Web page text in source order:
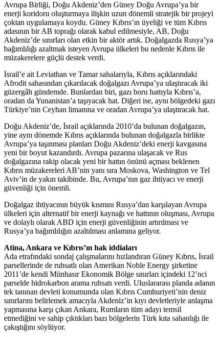
Avrupa Birliği, Doğu Akdeniz’den Güney Doğu Avrupa’ya bir
enerji koridoru oluşturmaya ilişkin uzun dönemli stratejik bir projeyi
çoktan uygulamaya koydu. Güney Kıbrıs’ın üyeliği ve tüm Kıbrıs
adasının bir AB toprağı olarak kabul edilmesiyle, AB, Doğu
Akdeniz’de sınırları olan etkin bir aktör artık. Doğalgazda Rusya’ya
bağımlılığı azaltmak isteyen Avrupa ülkeleri bu nedenle Kıbrıs ile
müzakerelere güçlü destek verdi.
İsrail’e ait Leviathan ve Tamar sahalarıyla, Kıbrıs açıklarındaki
Afrodit sahasından çıkarılacak doğalgazı Avrupa’ya ulaştıracak iki
güzergâh gündemde. Bunlardan biri, gazı boru hattıyla Kıbrıs’a,
oradan da Yunanistan’a taşıyacak hat. Diğeri ise, aynı bölgedeki gazı
Türkiye’nin Ceyhan limanına ve oradan Avrupa’ya ulaştıracak hat.
Doğu Akdeniz’de, İsrail açıklarında 2010’da bulunan doğalgazın,
yine aynı dönemde Kıbrıs açıklarında bulunan doğalgazla birlikte
Avrupa’ya taşınması planları Doğu Akdeniz’deki enerji kavgasına
yeni bir boyut kazandırdı. Avrupa pazarına ulaşacak ve Rus
doğalgazına rakip olacak yeni bir hattın önünü açması beklenen
Kıbrıs müzakereleri AB’nin yanı sıra Moskova, Washington ve Tel
Aviv’in de yakın takibinde. Bu, Avrupa’nın gaz ihtiyacı ve enerji
güvenliği için önemli.
Doğalgaz ihtiyacının büyük kısmını Rusya’dan karşılayan Avrupa
ülkeleri için alternatif bir enerji kaynağı ve hattının oluşması, Avrupa
ve dolaylı olarak ABD için enerji güvenliğinin artırılması ve
Rusya’ya bağımlılığın azaltılması anlamına geliyor.
Atina, Ankara ve Kıbrıs’ın hak iddiaları
Ada etrafındaki sondaj çalışmalarını hızlandıran Güney Kıbrıs, İsrail
parsellerinde de ruhsatlı olan Amerikan Noble Energy şirketine
2011’de kendi Münhasır Ekonomik Bölge sınırları içindeki 12’nci
parselde hidrokarbon arama ruhsatı verdi. Uluslararası planda adanın
tek tanınan devleti konumunda olan Kıbrıs Cumhuriyeti’nin deniz
sınırlarını belirlemek amacıyla Akdeniz’in kıyı devletleriyle anlaşma
yapmasına karşı çıkan Ankara, Rumların tüm adayı temsil
etmediğini ve sahip çıktıkları bazı bölgelerin Türk kıta sahanlığı ile
çakıştığını söylüyor.